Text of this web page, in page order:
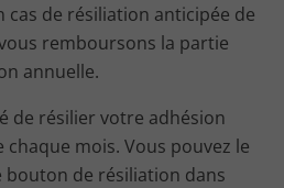
cas de résiliation anticipée de
remboursons la partie
annuelle.
de résilier votre adhésion
chaque mois. Vous pouvez le
de résiliation dans